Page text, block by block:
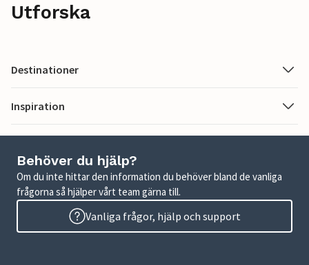
Utforska
Destinationer
Inspiration
Behöver du hjälp?
Om du inte hittar den information du behöver bland de vanliga
frågorna så hjälper vårt team gärna till.
Vanliga frågor, hjälp och support